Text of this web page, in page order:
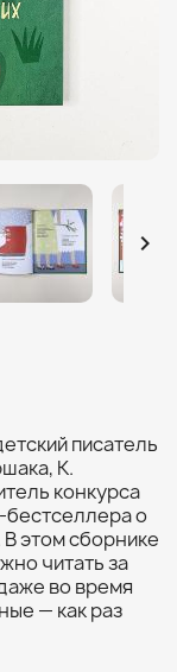

писатель
К.
конкурса
бестселлера о
этом сборнике
читать за
во время
— как раз